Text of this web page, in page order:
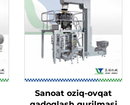
Sanoat oziq-ovqat